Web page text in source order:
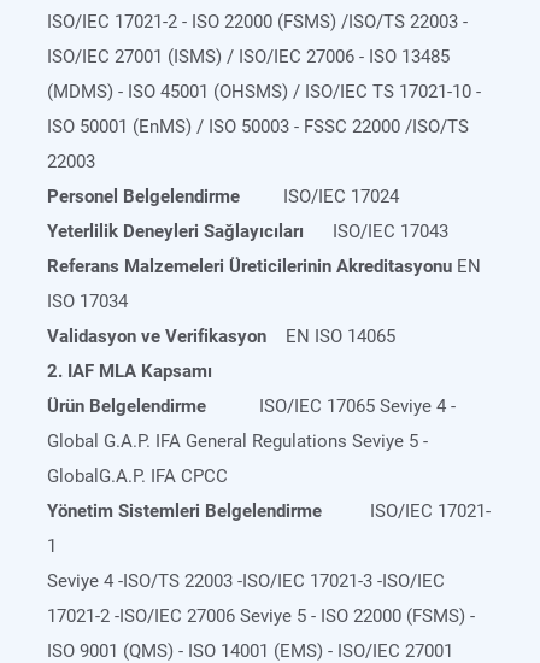
ISO/IEC 17021-2 - ISO 22000 (FSMS) /ISO/TS 22003 -
ISO/IEC 27001 (ISMS) / ISO/IEC 27006 - ISO 13485
(MDMS) - ISO 45001 (OHSMS) / ISO/IEC TS 17021-10 -
ISO 50001 (EnMS) / ISO 50003 - FSSC 22000 /ISO/TS
22003
Personel Belgelendirme ISO/IEC 17024
Yeterlilik Deneyleri Sağlayıcıları ISO/IEC 17043
Referans Malzemeleri Üreticilerinin Akreditasyonu EN
ISO 17034
Validasyon ve Verifikasyon EN ISO 14065
2. IAF MLA Kapsamı
Ürün Belgelendirme
ISO/IEC 17065 Seviye 4 -
Global G.A.P. IFA General Regulations Seviye 5 -
GlobalG.A.P. IFA CPCC
Yönetim Sistemleri Belgelendirme
ISO/IEC 17021-
1
Seviye 4 -ISO/TS 22003 -ISO/IEC 17021-3 -ISO/IEC
17021-2 -ISO/IEC 27006 Seviye 5 - ISO 22000 (FSMS) -
ISO 9001 (QMS) - ISO 14001 (EMS) - ISO/IEC 27001